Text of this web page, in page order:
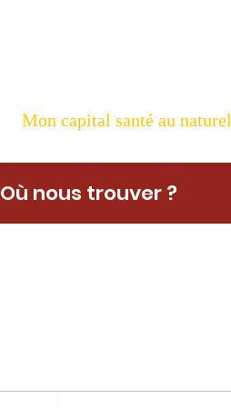
Mon capital santé au naturel
Où nous trouver ?